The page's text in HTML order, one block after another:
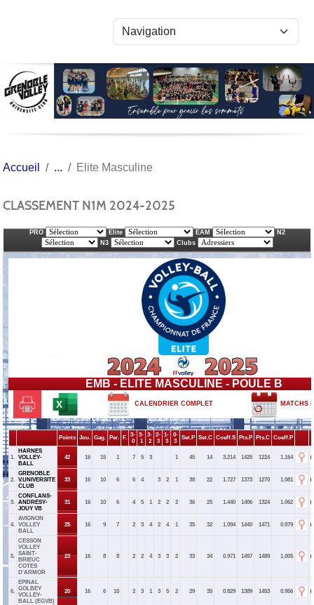
Accueil Elite Masculine
CLASSEMENT N1M 2024-2025